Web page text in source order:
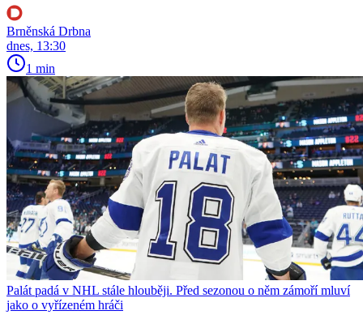
Brněnská Drbna
dnes, 13:30
1 min
Palát padá v NHL stále hlouběji. Před sezonou o něm zámoří mluví
jako o vyřízeném hráči